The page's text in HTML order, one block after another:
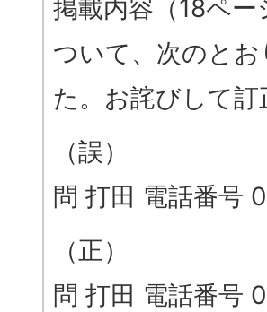
掲載内容（18ペ
ついて、次のと
た。お詫びして
（誤）
問 打田 電話番号
（正）
問 打田 電話番号